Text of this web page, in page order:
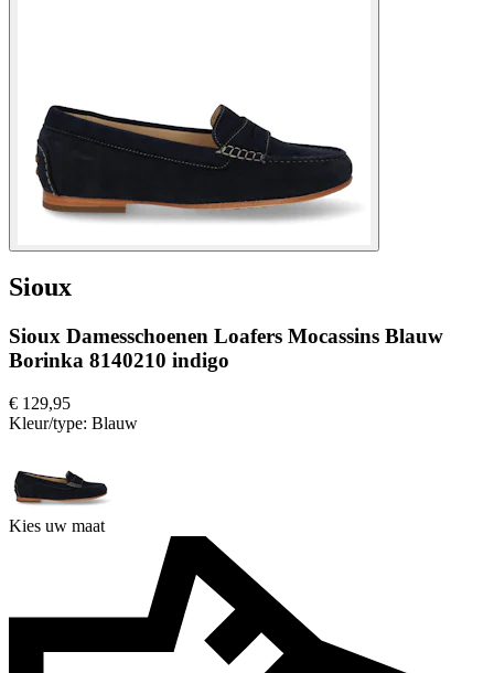
Sioux
Sioux Damesschoenen Loafers Mocassins Blauw
Borinka 8140210 indigo
€ 129,95
Kleur/type: Blauw
Kies uw maat